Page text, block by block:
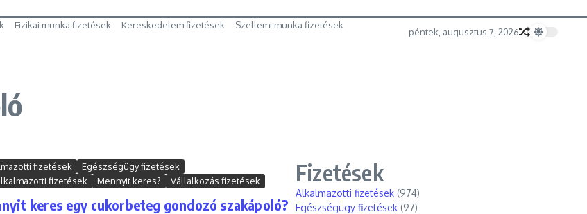
Fizikai munka fizetések Kereskedelem fizetések
Szellemi munka fizetések
péntek, augusztus 7, 2026
fizetések
Egészségügy fizetések
fizetések
Mennyit keres? Vállalkozás fizetések
keres egy cukorbeteg gondozó szakápoló?
Fizetések
Alkalmazotti fizetések (974)
Egészségügy fizetések (97)